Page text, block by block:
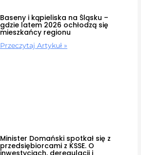
Baseny i kąpieliska na Śląsku –
gdzie latem 2026 ochłodzą się
mieszkańcy regionu
Przeczytaj Artykuł »
Minister Domański spotkał się z
przedsiębiorcami z KSSE. O
inwestycjach, deregulacji i